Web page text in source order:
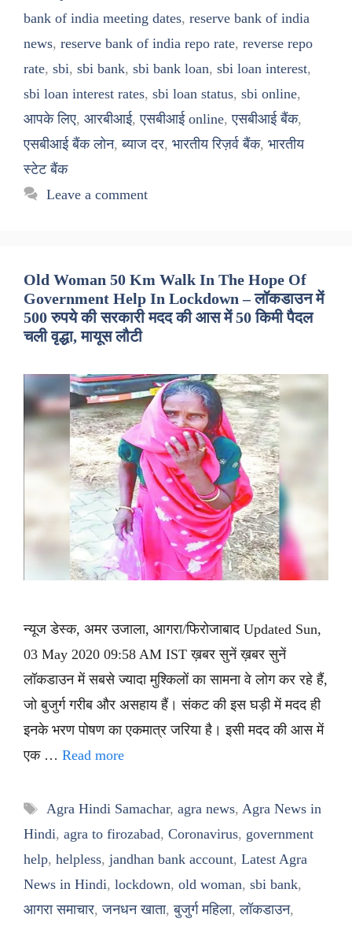
bank of india meeting dates, reserve bank of india
news, reserve bank of india repo rate, reverse repo
rate, sbi, sbi bank, sbi bank loan, sbi loan interest,
sbi loan interest rates, sbi loan status, sbi online,
आपके लिए, आरबीआई,एसबीआई online,एसबीआई बैंक,
एसबीआई बैंक लोन,ब्याज दर, भारतीय रिज़र्व बैंक, भारतीय
स्टेट बैंक
Leave a comment
Old Woman 50 Km Walk In The Hope Of
Government Help In Lockdown – लॉकडाउन में
500 रुपये की सरकारी मदद की आस में 50 किमी पैदल
चली वृद्धा, मायूस लौटी
न्यूज डेस्क, अमर उजाला, आगरा/फिरोजाबाद Updated Sun,
03 May 2020 09:58 AM IST ख़बर सुनें ख़बर सुनें
लॉकडाउन में सबसे ज्यादा मुश्किलों का सामना वे लोग कर रहे हैं,
जो बुजुर्ग गरीब और असहाय हैं। संकट की इस घड़ी में मदद ही
इनके भरण पोषण का एकमात्र जरिया है। इसी मदद की आस में
एक … Read more
Tags
Agra Hindi Samachar, agra news, Agra News in
Hindi, agra to firozabad, Coronavirus, government
help, helpless, jandhan bank account, Latest Agra
News in Hindi, lockdown, old woman, sbi bank,
आगरा समाचार,जनधन खाता,बुजुर्ग महिला,लॉकडाउन,